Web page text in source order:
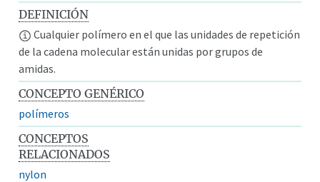
DEFINICIÓN
Cualquier polímero en el que las unidades de repetición
de la cadena molecular están unidas por grupos de
amidas.
CONCEPTO GENÉRICO
polímeros
CONCEPTOS
RELACIONADOS
nylon